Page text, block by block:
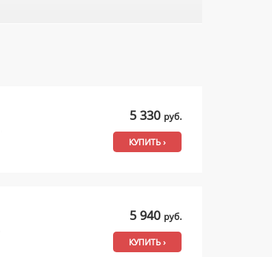
5 330 руб.
КУПИТЬ ›
5 940 руб.
КУПИТЬ ›